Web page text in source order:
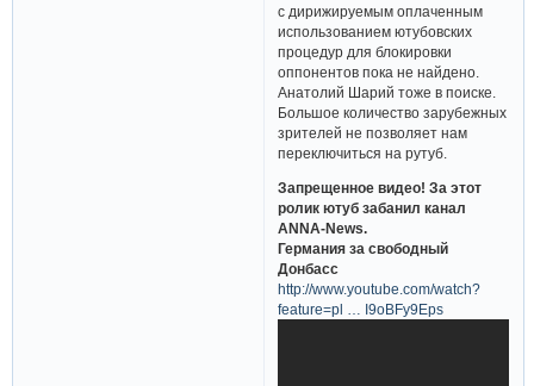
с дирижируемым оплаченным
использованием ютубовских
процедур для блокировки
оппонентов пока не найдено.
Анатолий Шарий тоже в поиске.
Большое количество зарубежных
зрителей не позволяет нам
переключиться на рутуб.
Запрещенное видео! За этот
ролик ютуб забанил канал
ANNA-News.
Германия за свободный
Донбасс
http://www.youtube.com/watch?
feature=pl … I9oBFy9Eps